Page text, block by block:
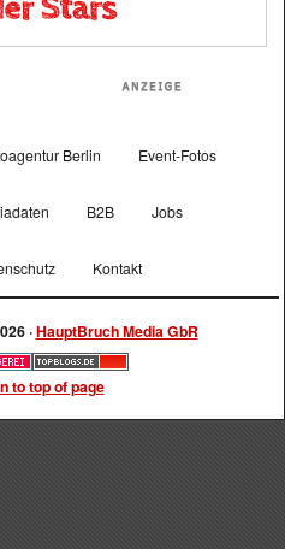
Berlin Event-Fotos
B2B Jobs
Kontakt
·HauptBruch Media GbR
to top of page